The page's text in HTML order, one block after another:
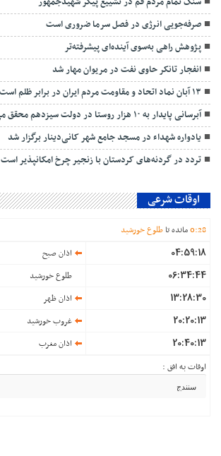
صرفه‌جویی انرژی در فصل سرما ضروری است
پژوهش راهی به‌سوی آینده‌ای پیشرفته‌تر
انفجار تانکر حاوی نفت در مریوان مهار شد
۱۳ آبان نماد اتحاد و مقاومت مردم ایران در برابر ظلم است
آبرسانی پایدار به ۱۰ هزار روستا در دولت سیزدهم محقق می‌شود
یادواره شهداء در مسجد جامع شهر کانی‌دینار برگزار شد
تردد در گردنه‌های کردستان با زنجیر چرخ امکانپذیر است
اوقات شرعی
0:28 مانده تا طلوع خورشید
04:59:18 اذان صبح
06:34:44 طلوع خورشید
13:28:30 اذان ظهر
20:20:13 غروب خورشید
20:40:13
اذان مغرب
اوقات به افق :